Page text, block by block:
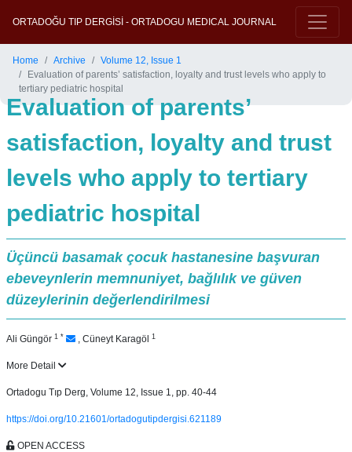
ORTADOĞU TIP DERGİSİ - ORTADOGU MEDICAL JOURNAL
Home Archive
Volume 12, Issue 1
Evaluation of parents’ satisfaction, loyalty and trust levels who apply to
tertiary pediatric hospital
Evaluation of parents’
satisfaction, loyalty and trust
levels who apply to tertiary
pediatric hospital
Üçüncü basamak çocuk hastanesine başvuran
ebeveynlerin memnuniyet, bağlılık ve güven
düzeylerinin değerlendirilmesi
Ali Güngör 1 * , Cüneyt Karagöl 1
More Detail
Ortadogu Tıp Derg, Volume 12, Issue 1, pp. 40-44
https://doi.org/10.21601/ortadogutipdergisi.621189
OPEN ACCESS